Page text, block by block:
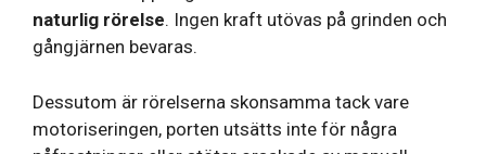
naturlig rörelse. Ingen kraft utövas på grinden och
gångjärnen bevaras.
Dessutom är rörelserna skonsamma tack vare
motoriseringen, porten utsätts inte för några